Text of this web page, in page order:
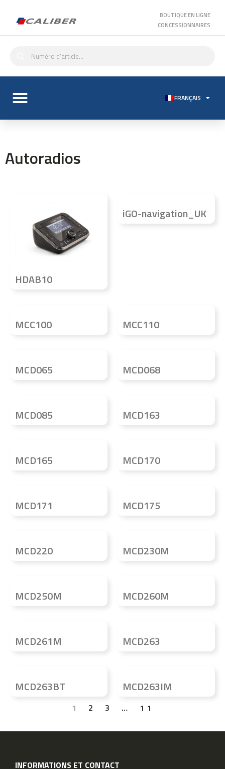
BOUTIQUE EN LIGNE
CONCESSIONNAIRES
FRANÇAIS
Autoradios
HDAB10
iGO-navigation_UK
MCC100 MCC110
MCD065 MCD068
MCD085 MCD163
MCD165 MCD170
MCD171 MCD175
MCD220 MCD230M
MCD250M MCD260M
MCD261M MCD263
MCD263BT MCD263IM
1 2 3 … 11
INFORMATIONS ET CONTACT